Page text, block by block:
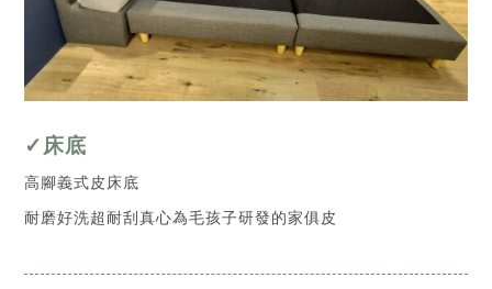
✓床底
高腳義式皮床底
耐磨好洗超耐刮真心為毛孩子研發的家俱皮